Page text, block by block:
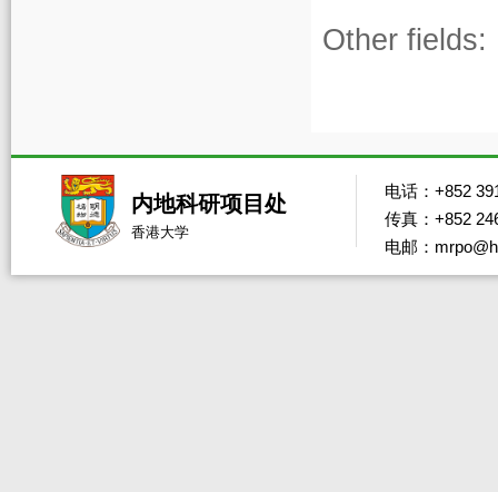
Other fields:
内地科研项目处
香港大学
电话：+852
传真：+852
电邮：